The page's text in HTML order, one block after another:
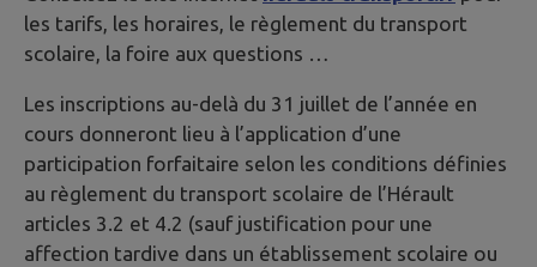
les tarifs, les horaires, le règlement du transport
scolaire, la foire aux questions …
Les inscriptions au-delà du 31 juillet de l’année en
cours donneront lieu à l’application d’une
participation forfaitaire selon les conditions définies
au règlement du transport scolaire de l’Hérault
articles 3.2 et 4.2 (sauf justification pour une
affection tardive dans un établissement scolaire ou